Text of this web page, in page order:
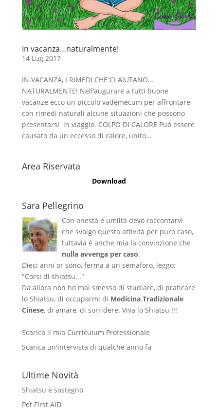
In vacanza…naturalmente!
14 Lug 2017
IN VACANZA, I RIMEDI CHE CI AIUTANO…
NATURALMENTE! Nell’augurare a tutti buone
vacanze ecco un piccolo vademecum per affrontare
con rimedi naturali alcune situazioni che possono
presentarsi in viaggio. COLPO DI CALORE Può essere
causato da un eccesso di calore, unito...
Area Riservata
Download
Sara Pellegrino
Con onestà e umiltà devo raccontarvi
che svolgo questa attività per puro caso,
tuttavia è anche mia la convinzione che
nulla avvenga per caso.
Dieci anni or sono, ferma a un semaforo, leggo:
"Corsi di shiatsu..."
Da allora non ho mai smesso di studiare, di praticare
lo Shiatsu, di occuparmi di Medicina Tradizionale
Cinese, di amare, di sorridere. Viva lo Shiatsu !!!
Scarica il mio Curriculum Professionale
Scarica un'intervista di qualche anno fa
Ultime Novità
Shiatsu e sostegno
Pet First AID